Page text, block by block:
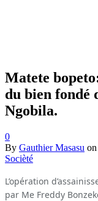
Matete
du bien fondé
Ngobila.
0
By Gauthier Masasu on
Socièté
L’opération
par Me Freddy